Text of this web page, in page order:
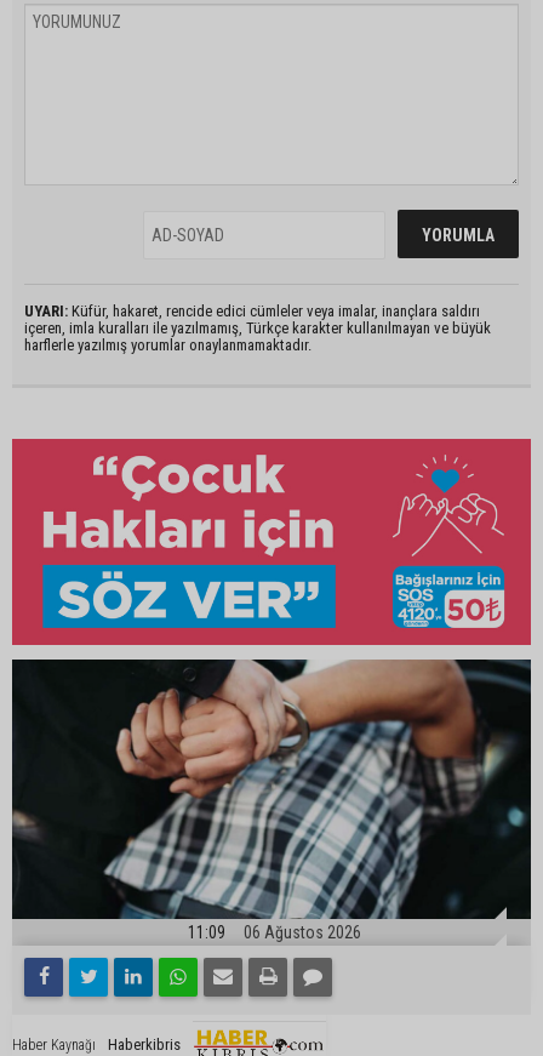
UYARI: Küfür, hakaret, rencide edici cümleler veya imalar, inançlara saldırı
içeren, imla kuralları ile yazılmamış, Türkçe karakter kullanılmayan ve büyük
harflerle yazılmış yorumlar onaylanmamaktadır.
11:09 06 Ağustos 2026
Haber Kaynağı Haberkibris